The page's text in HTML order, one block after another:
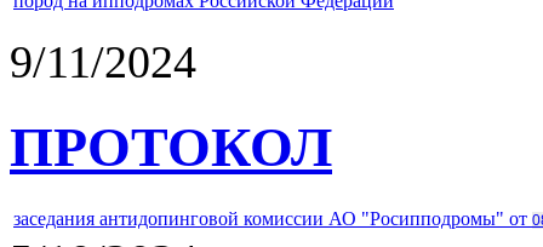
9/11/2024
ПРОТОКОЛ
заседания антидопинговой комиссии АО "Росипподромы" от